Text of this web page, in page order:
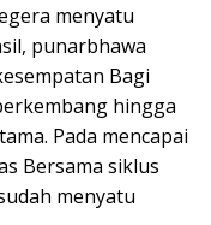
menyatu
punarbhawa
Bagi
hingga
Pada mencapai
Bersama siklus
menyatu